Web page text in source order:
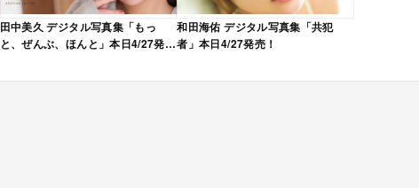
田中美久 デジタル写真集「もっ
と、ぜんぶ、ほんと」本日4/27発
和田海佑 デジタル写真集「共犯
者」本日4/27発売！